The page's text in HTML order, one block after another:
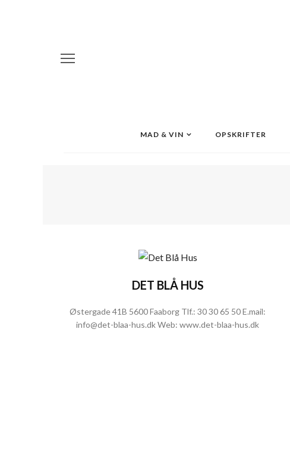
MAD & VIN OPSKRIFTER
DET BLÅ HUS
Østergade 41B 5600 Faaborg Tlf.: 30 30 65 50E.mail:
info@det-blaa-hus.dkWeb: www.det-blaa-hus.dk